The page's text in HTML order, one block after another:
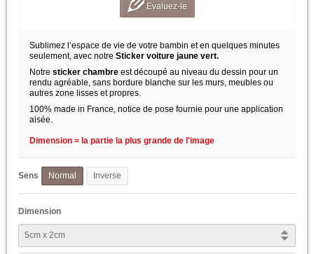
Evaluez-le
Sublimez l’espace de vie de votre bambin et en quelques minutes
seulement, avec notre Sticker voiture jaune vert.
Notre sticker chambre est découpé au niveau du dessin pour un
rendu agréable, sans bordure blanche sur les murs, meubles ou
autres zone lisses et propres.
100% made in France, notice de pose fournie pour une application
aisée.
Dimension = la partie la plus grande de l'image
Sens Normal Inverse
Dimension